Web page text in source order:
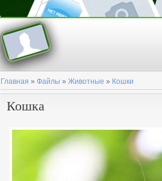
Главная » Файлы » Животные » Кошки
Кошка